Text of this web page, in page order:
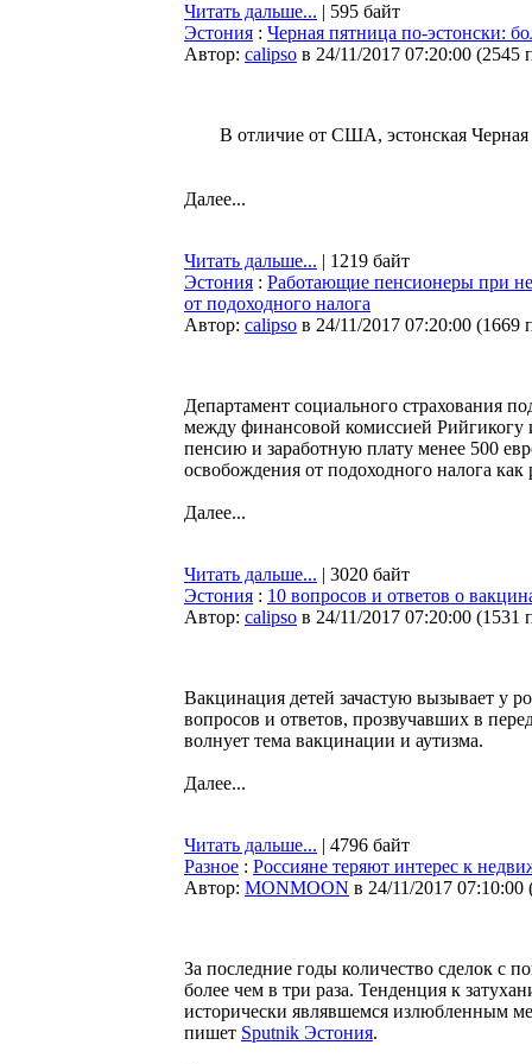
Читать дальше... | 595 байт
Эстония : Черная пятница по-эстонски:
Автор: calipso в 24/11/2017 07:20:00 (2545
В отличие от США, эстонская
Далее...
Читать дальше... | 1219 байт
Эстония : Работающие пенсионеры при
от подоходного налога
Автор: calipso в 24/11/2017 07:20:00 (1669
Департамент социального страхования
между финансовой комиссией
пенсию и заработную плату менее 500
освобождения от подоходного налога
Далее...
Читать дальше... | 3020 байт
Эстония : 10 вопросов и ответов о
Автор: calipso в 24/11/2017 07:20:00 (1531
Вакцинация детей зачастую вызывает у
вопросов и ответов, прозвучавших в
волнует тема вакцинации и аутизма.
Далее...
Читать дальше... | 4796 байт
Разное : Россияне теряют интерес к
Автор: MONMOON в 24/11/2017 07:10:00
За последние годы количество сделок с
более чем в три раза. Тенденция к
исторически являвшемся излюбленным
пишет Sputnik Эстония.